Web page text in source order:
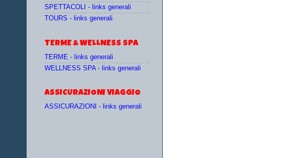
SPETTACOLI - links generali
TOURS - links generali
TERME & WELLNESS SPA
TERME - links generali
WELLNESS SPA - links generali
ASSICURAZIONI VIAGGIO
ASSICURAZIONI - links generali